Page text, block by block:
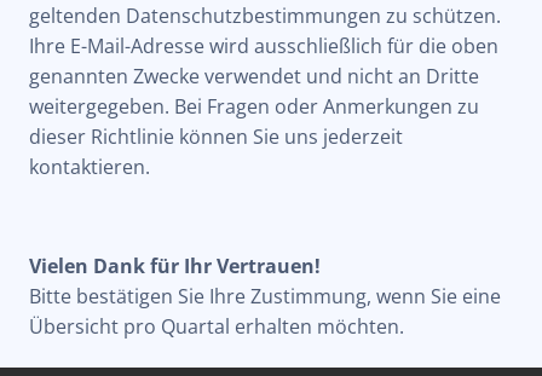
geltenden Datenschutzbestimmungen zu schützen.
Ihre E-Mail-Adresse wird ausschließlich für die oben
genannten Zwecke verwendet und nicht an Dritte
weitergegeben. Bei Fragen oder Anmerkungen zu
dieser Richtlinie können Sie uns jederzeit
kontaktieren.
Vielen Dank für Ihr Vertrauen!
Bitte bestätigen Sie Ihre Zustimmung, wenn Sie eine
Übersicht pro Quartal erhalten möchten.